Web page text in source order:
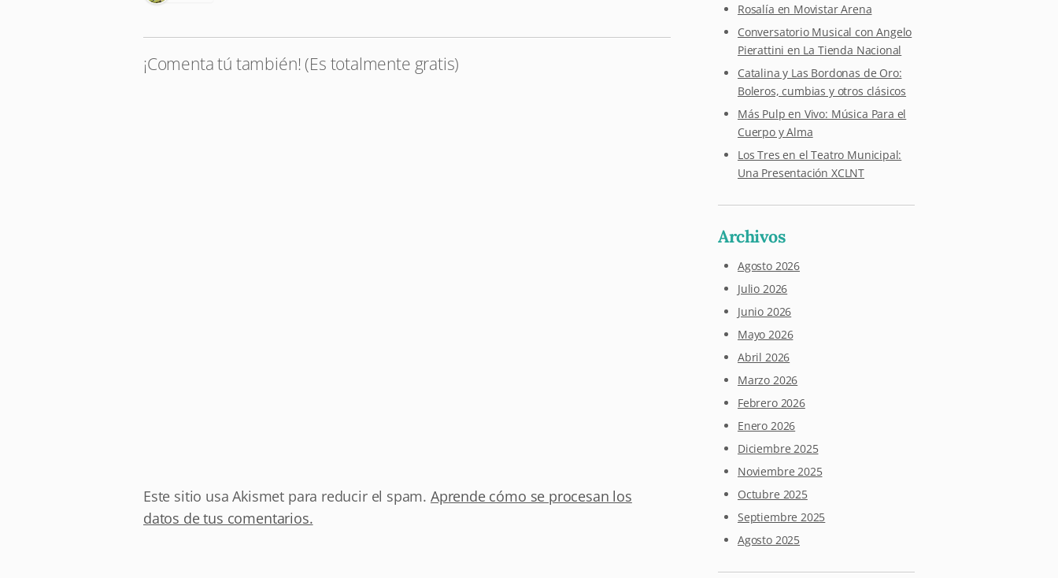
¡Comenta tú también! (Es totalmente gratis)
Este sitio usa Akismet para reducir el spam. Aprende cómo se procesan los
datos de tus comentarios.
Rosalía en Movistar Arena
Conversatorio Musical con Angelo
Pierattini en La Tienda Nacional
Catalina y Las Bordonas de Oro:
Boleros, cumbias y otros clásicos
Más Pulp en Vivo: Música Para el
Cuerpo y Alma
Los Tres en el Teatro Municipal:
Una Presentación XCLNT
Archivos
Agosto 2026
Julio 2026
Junio 2026
Mayo 2026
Abril 2026
Marzo 2026
Febrero 2026
Enero 2026
Diciembre 2025
Noviembre 2025
Octubre 2025
Septiembre 2025
Agosto 2025